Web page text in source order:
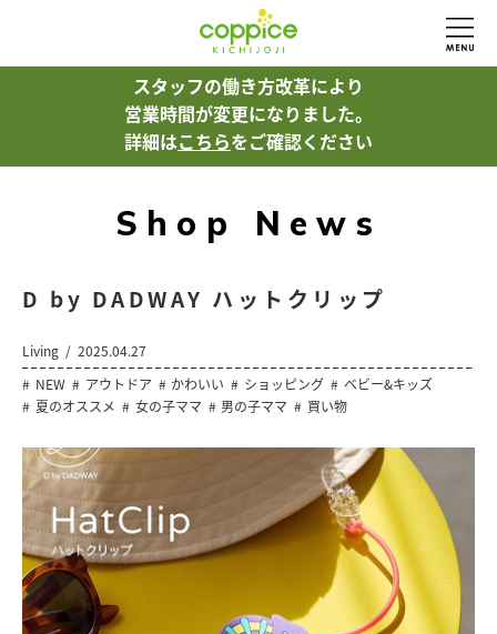
スタッフの働き方改革により
営業時間が変更になりました。
詳細はこちらをご確認ください
Shop News
D by DADWAY ハットクリップ
Living
2025.04.27
NEW
アウトドア かわいい ショッピング
ベビー&キッズ
夏のオススメ
女の子ママ 男の子ママ 買い物